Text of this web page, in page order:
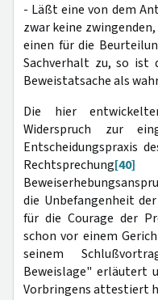
- Läßt eine von dem
zwar keine
einen für die
Sachverhalt zu, so ist
Beweistatsache als
Die hier
Widerspruch zur
Entscheidungspraxis
Rechtsprechung[40]
die Unbefangenheit
für die Courage der
schon vor einem
seinem
Beweislage" erläutert
Vorbringens attestiert